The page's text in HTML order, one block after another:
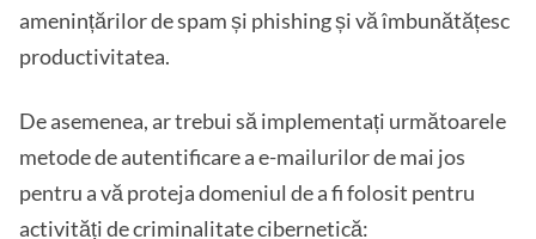
amenințărilor de spam și phishing și vă îmbunătățesc
productivitatea.
De asemenea, ar trebui să implementați următoarele
metode de autentificare a e-mailurilor de mai jos
pentru a vă proteja domeniul de a fi folosit pentru
activități de criminalitate cibernetică: